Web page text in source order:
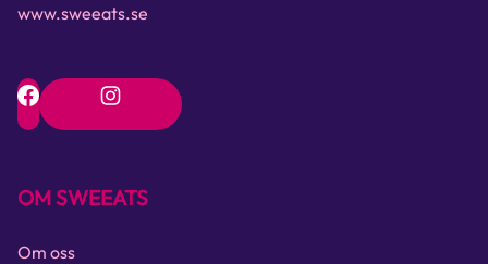
www.sweeats.se
OM SWEEATS
Om oss